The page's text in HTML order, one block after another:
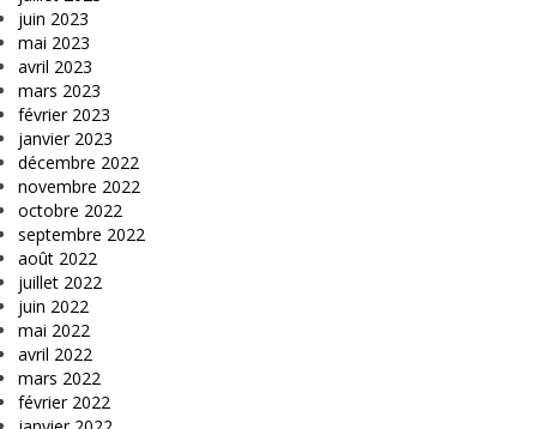
juin 2023
mai 2023
avril 2023
mars 2023
février 2023
janvier 2023
décembre 2022
novembre 2022
octobre 2022
septembre 2022
août 2022
juillet 2022
juin 2022
mai 2022
avril 2022
mars 2022
février 2022